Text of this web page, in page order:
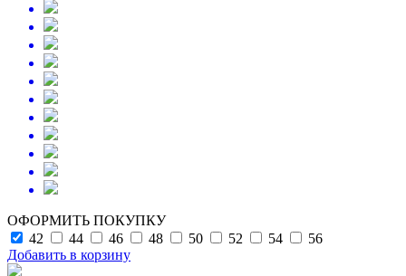
ОФОРМИТЬ ПОКУПКУ
42
44 46 48 50 52 54
56
Добавить в корзину